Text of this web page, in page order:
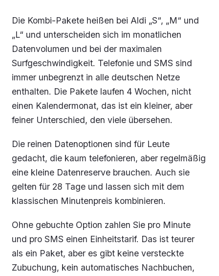
Die Kombi-Pakete heißen bei Aldi „S“, „M“ und
„L“ und unterscheiden sich im monatlichen
Datenvolumen und bei der maximalen
Surfgeschwindigkeit. Telefonie und SMS sind
immer unbegrenzt in alle deutschen Netze
enthalten. Die Pakete laufen 4 Wochen, nicht
einen Kalendermonat, das ist ein kleiner, aber
feiner Unterschied, den viele übersehen.
Die reinen Datenoptionen sind für Leute
gedacht, die kaum telefonieren, aber regelmäßig
eine kleine Datenreserve brauchen. Auch sie
gelten für 28 Tage und lassen sich mit dem
klassischen Minutenpreis kombinieren.
Ohne gebuchte Option zahlen Sie pro Minute
und pro SMS einen Einheitstarif. Das ist teurer
als ein Paket, aber es gibt keine versteckte
Zubuchung, kein automatisches Nachbuchen,